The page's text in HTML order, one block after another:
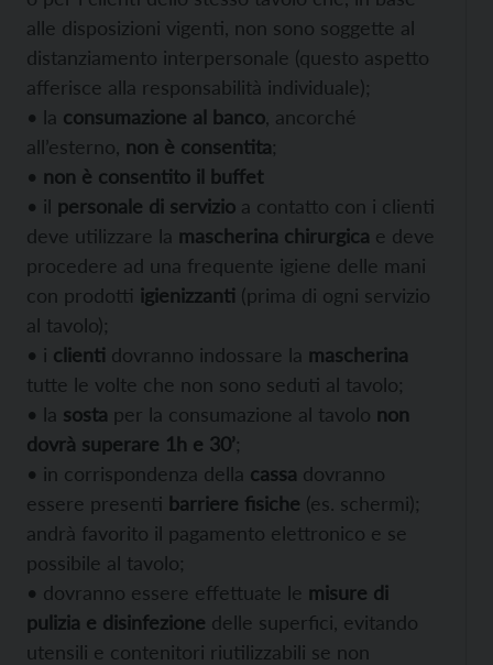
alle disposizioni vigenti, non sono soggette al
distanziamento interpersonale (questo aspetto
afferisce alla responsabilità individuale);
• la consumazione al banco , ancorché
all’esterno, non è consentita;
• non è consentito il buffet
• il personale di servizio a contatto con i clienti
deve utilizzare la mascherina chirurgica e deve
procedere ad una frequente igiene delle mani
con prodotti igienizzanti (prima di ogni servizio
al tavolo);
• i clienti dovranno indossare la mascherina
tutte le volte che non sono seduti al tavolo;
• la sosta per la consumazione al tavolo non
dovrà superare 1h e 30’;
• in corrispondenza della cassa dovranno
essere presenti barriere fisiche (es. schermi);
andrà favorito il pagamento elettronico e se
possibile al tavolo;
• dovranno essere effettuate le misure di
pulizia e disinfezione delle superfici, evitando
utensili e contenitori riutilizzabili se non